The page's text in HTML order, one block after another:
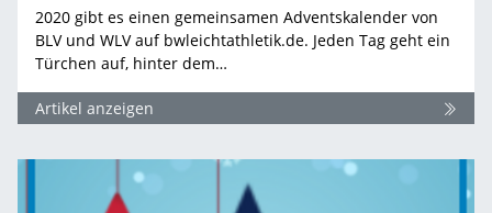
2020 gibt es einen gemeinsamen Adventskalender von
BLV und WLV auf bwleichtathletik.de. Jeden Tag geht ein
Türchen auf, hinter dem…
Artikel anzeigen